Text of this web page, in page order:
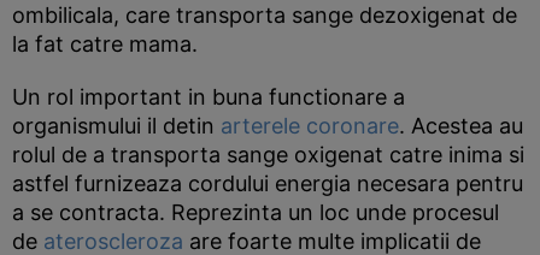
ombilicala, care transporta sange dezoxigenat de
la fat catre mama.
Un rol important in buna functionare a
organismului il detin arterele coronare. Acestea au
rolul de a transporta sange oxigenat catre inima si
astfel furnizeaza cordului energia necesara pentru
a se contracta. Reprezinta un loc unde procesul
de ateroscleroza are foarte multe implicatii de